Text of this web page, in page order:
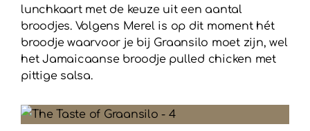
lunchkaart met de keuze uit een aantal
broodjes. Volgens Merel is op dit moment hét
broodje waarvoor je bij Graansilo moet zijn, wel
het Jamaicaanse broodje pulled chicken met
pittige salsa.